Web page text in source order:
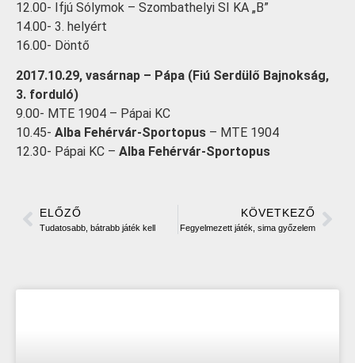
12.00- Ifjú Sólymok – Szombathelyi SI KA „B”
14.00- 3. helyért
16.00- Döntő
2017.10.29, vasárnap – Pápa (Fiú Serdülő Bajnokság,
3. forduló)
9.00- MTE 1904 – Pápai KC
10.45- Alba Fehérvár-Sportopus – MTE 1904
12.30- Pápai KC – Alba Fehérvár-Sportopus
ELŐZŐ
Tudatosabb, bátrabb játék kell
KÖVETKEZŐ
Fegyelmezett játék, sima győzelem